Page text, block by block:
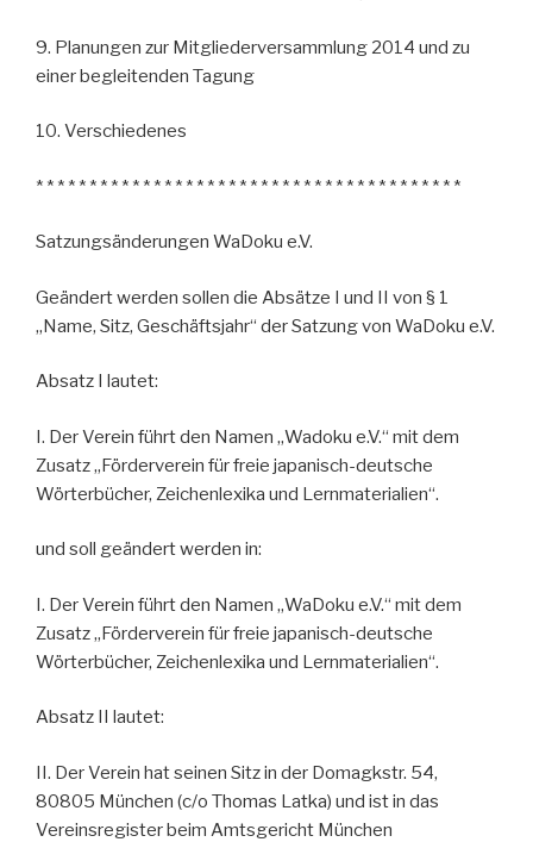
9. Planungen zur Mitgliederversammlung 2014 und zu
einer begleitenden Tagung
10. Verschiedenes
* * * * * * * * * * * * * * * * * * * * * * * * * * * * * * * * * * * * * * * *
Satzungsänderungen WaDoku e.V.
Geändert werden sollen die Absätze I und II von § 1
„Name, Sitz, Geschäftsjahr“ der Satzung von WaDoku e.V.
Absatz I lautet:
I. Der Verein führt den Namen „Wadoku e.V.“ mit dem
Zusatz „Förderverein für freie japanisch-deutsche
Wörterbücher, Zeichenlexika und Lernmaterialien“.
und soll geändert werden in:
I. Der Verein führt den Namen „WaDoku e.V.“ mit dem
Zusatz „Förderverein für freie japanisch-deutsche
Wörterbücher, Zeichenlexika und Lernmaterialien“.
Absatz II lautet:
II. Der Verein hat seinen Sitz in der Domagkstr. 54,
80805 München (c/o Thomas Latka) und ist in das
Vereinsregister beim Amtsgericht München